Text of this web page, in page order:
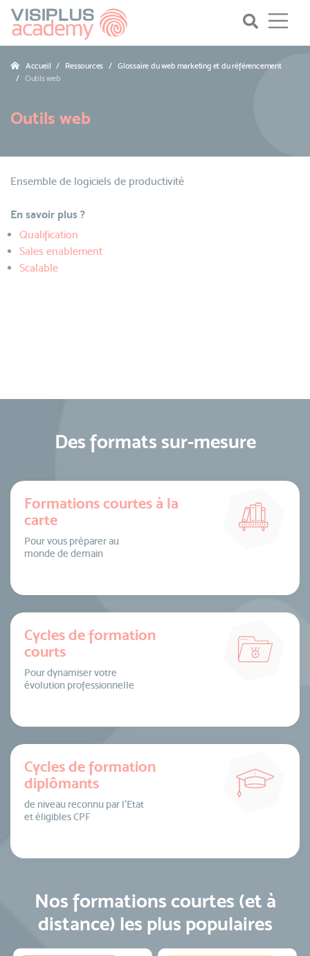
Accueil Ressources
Glossaire du web marketing et du référencement
Outils web
Outils web
Ensemble de logiciels de productivité
En savoir plus ?
Qualification
Sales enablement
Scalable
Des formats sur-mesure
Formations courtes à la
carte
Pour vous préparer au
monde de demain
Cycles de formation
courts
Pour dynamiser votre
évolution professionnelle
Cycles de formation
diplômants
de niveau reconnu par l’Etat
et éligibles CPF
Nos formations courtes (et à
distance) les plus populaires